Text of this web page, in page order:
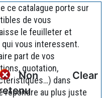
Non
Clear
ce catalague porte sur
de vous
le feuilleter et
vous interessent.
part de vos
quotation,
dans
répondre au plus juste